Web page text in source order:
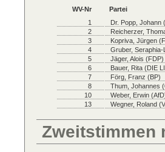
WV-Nr
Partei
1
Dr. Popp, Johann
2
Reicherzer,
3
Kopriva, Jürgen
4
Gruber,
5
Jäger, Alois (FDP)
6
Bauer, Rita (DIE
7
Förg, Franz (BP)
8
Thum, Johannes
10
Weber, Erwin
13
Wegner, Roland
Zweitstimmen